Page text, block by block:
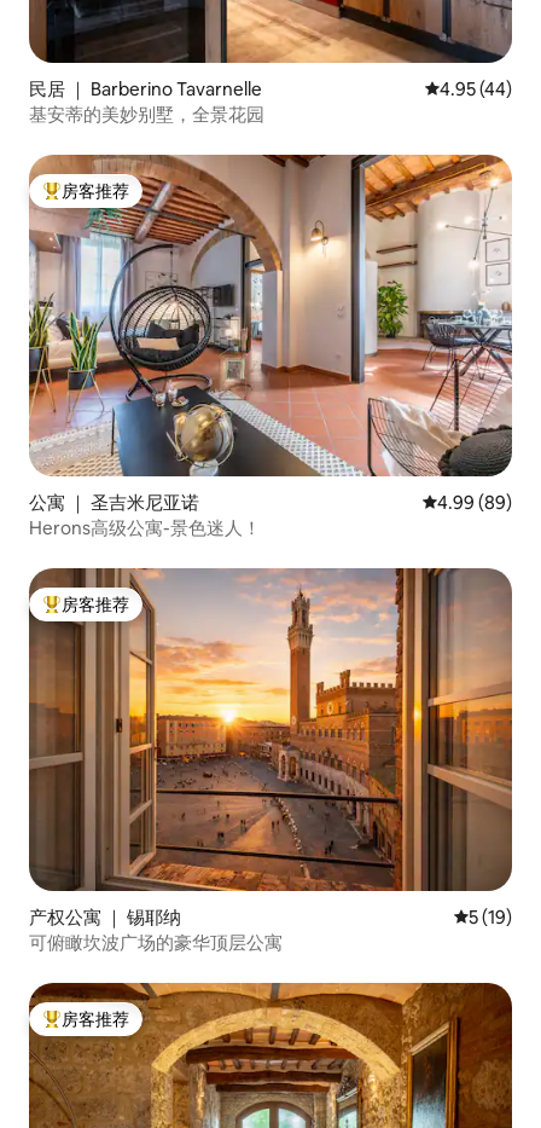
民居 ｜ Barberino Tavarnelle 平均评分
4.95 (44)
基安蒂的美妙别墅，全景花园
热门「房客推荐」
房客推荐
公寓 ｜ 圣吉米尼亚诺 平均评分 4.99
4.99 (89)
Herons高级公寓-景色迷人！
热门「房客推荐」
房客推荐
产权公寓 ｜ 锡耶纳 平均评分
5 (19)
可俯瞰坎波广场的豪华顶层公寓
热门「房客推荐」
房客推荐